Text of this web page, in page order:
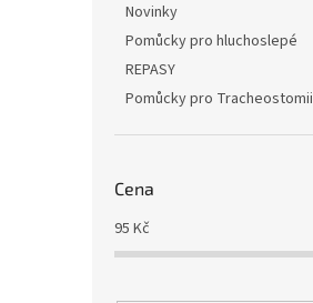
Novinky
Pomůcky pro hluchoslepé
REPASY
Pomůcky pro Tracheostomii
Cena
95 Kč